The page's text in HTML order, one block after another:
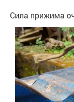
Сила прижима